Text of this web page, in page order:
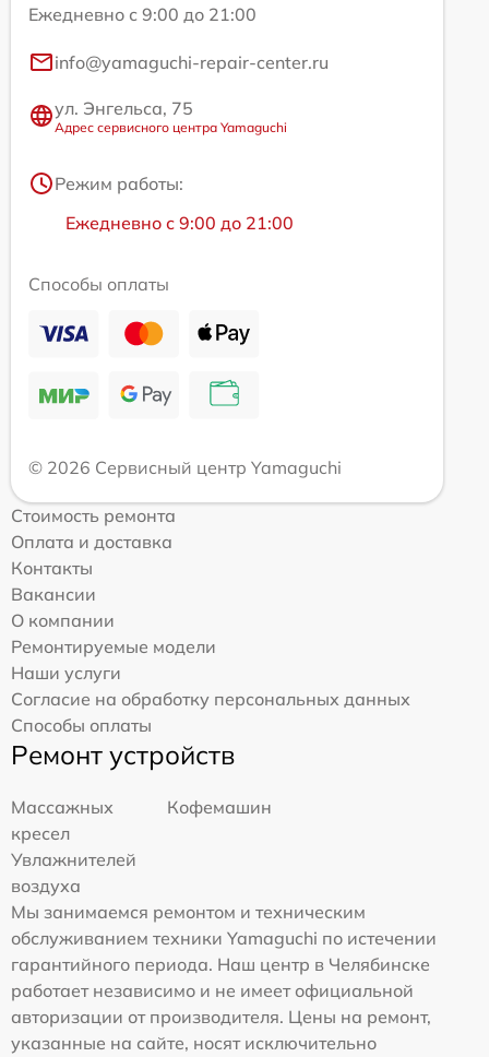
Ежедневно с 9:00 до 21:00
info@yamaguchi-repair-center.ru
ул. Энгельса, 75
Адрес сервисного центра Yamaguchi
Режим работы:
Ежедневно с 9:00 до 21:00
Способы оплаты
© 2026 Сервисный центр Yamaguchi
Стоимость ремонта
Оплата и доставка
Контакты
Вакансии
О компании
Ремонтируемые модели
Наши услуги
Согласие на обработку персональных данных
Способы оплаты
Ремонт устройств
Массажных
кресел
Кофемашин
Увлажнителей
воздуха
Мы занимаемся ремонтом и техническим
обслуживанием техники Yamaguchi по истечении
гарантийного периода. Наш центр в Челябинске
работает независимо и не имеет официальной
авторизации от производителя. Цены на ремонт,
указанные на сайте, носят исключительно